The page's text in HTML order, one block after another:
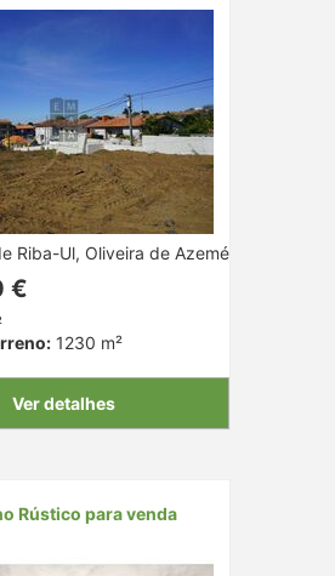
Riba-Ul, Oliveira de Azeméis, Aveiro
€
1230 m²
Ver detalhes
Rústico para venda